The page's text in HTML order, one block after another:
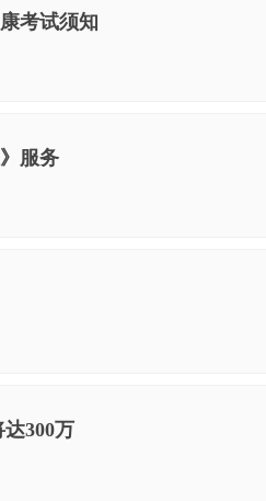
考试须知
服务
300万